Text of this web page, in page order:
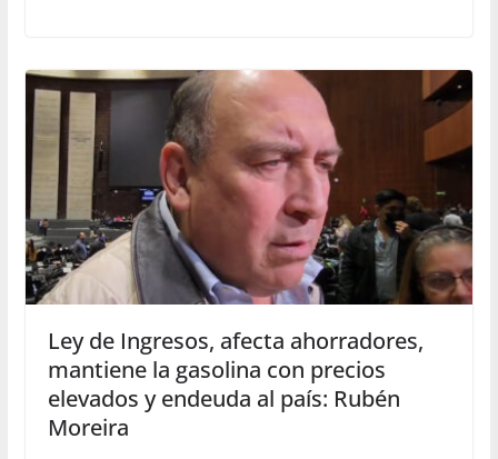
Ley de Ingresos, afecta ahorradores,
mantiene la gasolina con precios
elevados y endeuda al país: Rubén
Moreira